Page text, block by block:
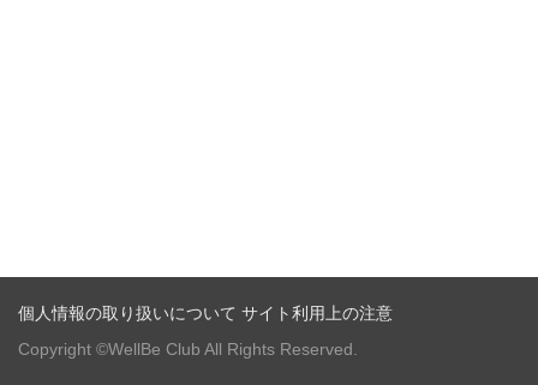
個人情報の取り扱いについて サイト利用上の注意
Copyright ©WellBe Club All Rights Reserved.